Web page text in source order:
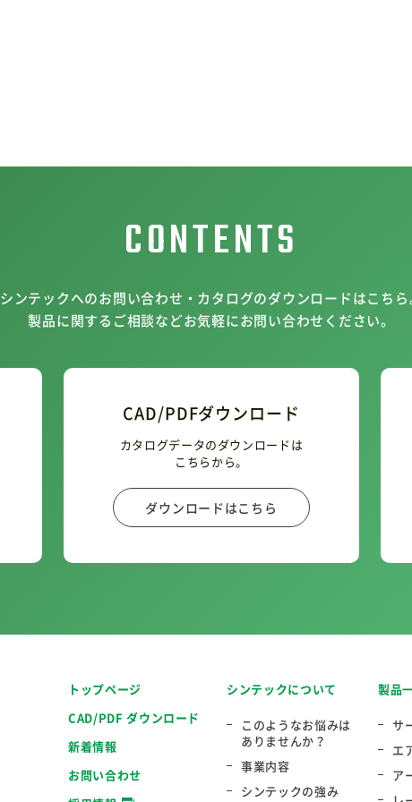
CONTENTS
シンテックへのお問い合わせ・カタログのダウンロードはこち
製品に関するご相談などお気軽にお問い合わせください。
CAD/PDFダウンロード
カタログデータのダウンロードは
こちらから。
ダウンロードはこちら
トップページ
CAD/PDF ダウンロード
新着情報
お問い合わせ
シンテックについて
このようなお悩みは
ありませんか？
事業内容
シンテックの強み
製品
サ
エ
ア